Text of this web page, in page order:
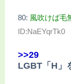
80: 風吹けば毛
ID:NaEYqrTk0
>>29
LGBT「H」